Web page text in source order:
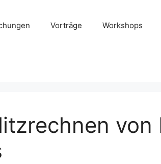
Vorträge Workshops
von